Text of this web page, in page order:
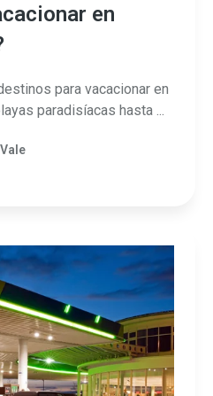
en
para vacacionar en
paradisíacas hasta ...